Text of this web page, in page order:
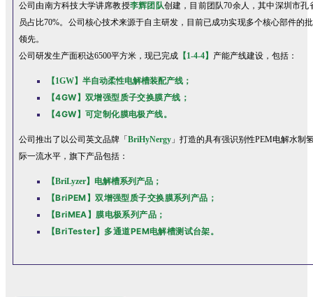
公司由南方科技大学讲席教授李辉团队创建，目前团队70余人，其中深圳市
员占比70%。公司核心技术来源于自主研发，目前已成功实现多个核心部件的
领先。
公司研发生产面积达6500平方米，现已完成 【1-4-4】 产能产线建设，包括：
【1GW】半自动柔性电解槽装配产线；
【4GW】双增强型质子交换膜产线；
【4GW】可定制化膜电极产线。
公司推出了以公司英文品牌「 BriHyNergy 」打造的具有强识别性PEM电解水制
际一流水平，旗下产品包括：
【BriLyzer】电解槽系列产品；
【BriPEM】双增强型质子交换膜系列产品；
【BriMEA】膜电极系列产品；
【BriTester】多通道PEM电解槽测试台架。